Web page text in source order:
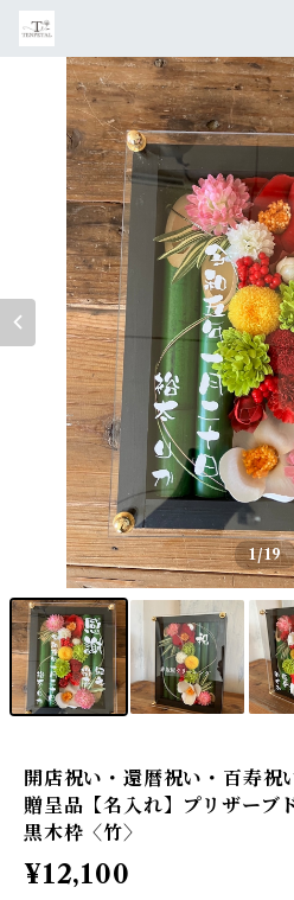
1/19
開店祝い・還暦祝い・百寿祝
贈呈品【名入れ】プリザーブ
黒木枠〈竹〉
¥12,100